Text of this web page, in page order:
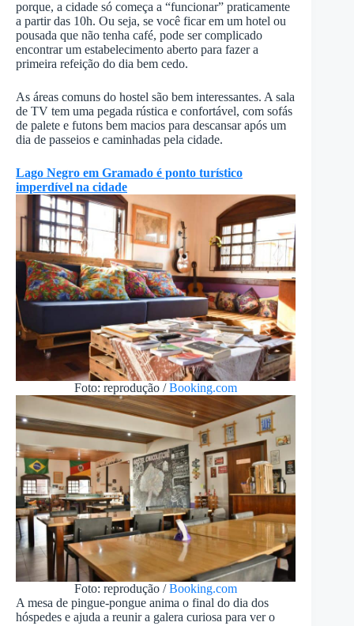
porque, a cidade só começa a “funcionar” praticamente
a partir das 10h. Ou seja, se você ficar em um hotel ou
pousada que não tenha café, pode ser complicado
encontrar um estabelecimento aberto para fazer a
primeira refeição do dia bem cedo.
As áreas comuns do hostel são bem interessantes. A sala
de TV tem uma pegada rústica e confortável, com sofás
de palete e futons bem macios para descansar após um
dia de passeios e caminhadas pela cidade.
Lago Negro em Gramado é ponto turístico
imperdível na cidade
Foto: reprodução /Booking.com
Foto: reprodução /Booking.com
A mesa de pingue-pongue anima o final do dia dos
hóspedes e ajuda a reunir a galera curiosa para ver o